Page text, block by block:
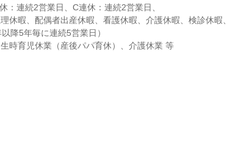
：連続2営業日、C連休：連続2営業日、
休暇、配偶者出産休暇、看護休暇、介護休暇、検診休暇
降5年毎に連続5営業日）
時育児休業（産後パパ育休）、介護休業 等